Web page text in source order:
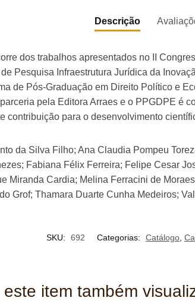
Descrição
dos trabalhos apresentados no II
Pesquisa Infraestrutura Jurídica da
de Pós-Graduação em Direito Político e
pela Editora Arraes e o PPGDPE é
contribuição para o desenvolvimento
da Silva Filho; Ana Claudia Pompeu
Fabiana Félix Ferreira; Felipe Cesar
Miranda Cardia; Melina Ferracini de
Grof; Thamara Duarte Cunha Medeiros;
SKU: 692 Categorias: Catálogo
item também